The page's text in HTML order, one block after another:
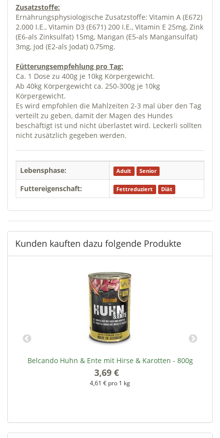
Zusatzstoffe:
Ernährungsphysiologische Zusatzstoffe: Vitamin A (E672)
2.000 I.E., Vitamin D3 (E671) 200 I.E., Vitamin E 25mg, Zink
(E6-als Zinksulfat) 15mg, Mangan (E5-als Mangansulfat)
3mg, Jod (E2-als Jodat) 0,75mg.
Fütterungsempfehlung pro Tag:
Ca. 1 Dose zu 400g je 10kg Körpergewicht.
Ab 40kg Körpergewicht ca. 250-300g je 10kg
Körpergewicht.
Es wird empfohlen die Mahlzeiten 2-3 mal über den Tag
verteilt zu geben, damit der Magen des Hundes
beschäftigt ist und nicht überlastet wird. Leckerli sollten
nicht zusätzlich gegeben werden.
Lebensphase: Adult Senior
Futtereigenschaft: Fettreduziert Diät
Kunden kauften dazu folgende Produkte
Belcando Huhn & Ente mit Hirse & Karotten - 800g
3,69 €
4,61 € pro 1 kg